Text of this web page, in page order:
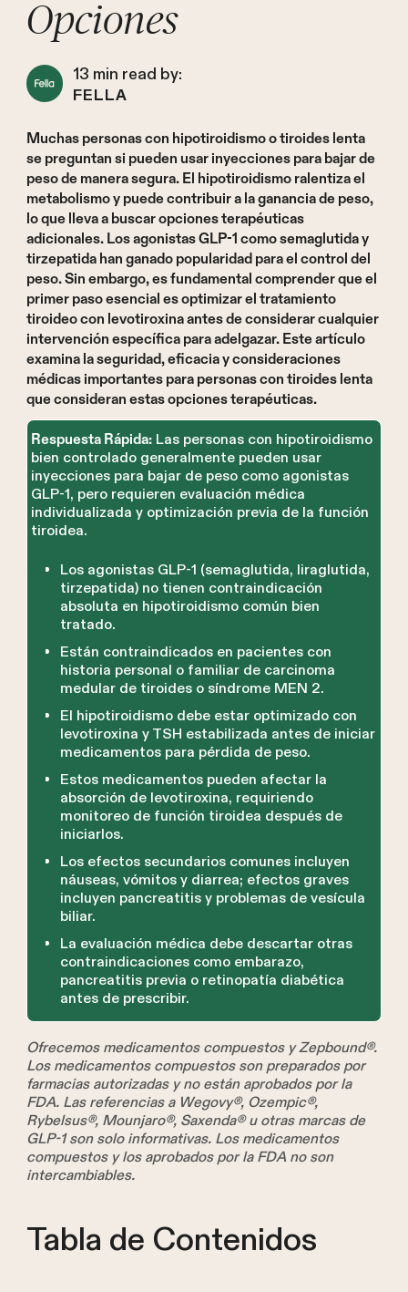
Opciones
13 min read by:
FELLA
Muchas personas con hipotiroidismo o tiroides lenta
se preguntan si pueden usar inyecciones para bajar de
peso de manera segura. El hipotiroidismo ralentiza el
metabolismo y puede contribuir a la ganancia de peso,
lo que lleva a buscar opciones terapéuticas
adicionales. Los agonistas GLP-1 como semaglutida y
tirzepatida han ganado popularidad para el control del
peso. Sin embargo, es fundamental comprender que el
primer paso esencial es optimizar el tratamiento
tiroideo con levotiroxina antes de considerar cualquier
intervención específica para adelgazar. Este artículo
examina la seguridad, eficacia y consideraciones
médicas importantes para personas con tiroides lenta
que consideran estas opciones terapéuticas.
Respuesta Rápida: Las personas con hipotiroidismo
bien controlado generalmente pueden usar
inyecciones para bajar de peso como agonistas
GLP-1, pero requieren evaluación médica
individualizada y optimización previa de la función
tiroidea.
Los agonistas GLP-1 (semaglutida, liraglutida,
tirzepatida) no tienen contraindicación
absoluta en hipotiroidismo común bien
tratado.
Están contraindicados en pacientes con
historia personal o familiar de carcinoma
medular de tiroides o síndrome MEN 2.
El hipotiroidismo debe estar optimizado con
levotiroxina y TSH estabilizada antes de iniciar
medicamentos para pérdida de peso.
Estos medicamentos pueden afectar la
absorción de levotiroxina, requiriendo
monitoreo de función tiroidea después de
iniciarlos.
Los efectos secundarios comunes incluyen
náuseas, vómitos y diarrea; efectos graves
incluyen pancreatitis y problemas de vesícula
biliar.
La evaluación médica debe descartar otras
contraindicaciones como embarazo,
pancreatitis previa o retinopatía diabética
antes de prescribir.
Ofrecemos medicamentos compuestos y Zepbound®.
Los medicamentos compuestos son preparados por
farmacias autorizadas y no están aprobados por la
FDA. Las referencias a Wegovy®, Ozempic®,
Rybelsus®, Mounjaro®, Saxenda® u otras marcas de
GLP-1 son solo informativas. Los medicamentos
compuestos y los aprobados por la FDA no son
intercambiables.
Tabla de Contenidos